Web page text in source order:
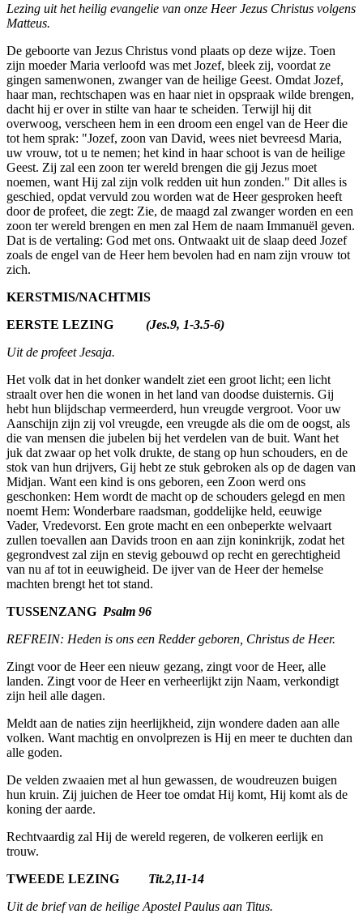
Lezing uit het heilig evangelie van onze Heer Jezus Christus volgens
Matteus.
De geboorte van Jezus Christus vond plaats op deze wijze. Toen
zijn moeder Maria verloofd was met Jozef, bleek zij, voordat ze
gingen samenwonen, zwanger van de heilige Geest. Omdat Jozef,
haar man, rechtschapen was en haar niet in opspraak wilde brengen,
dacht hij er over in stilte van haar te scheiden. Terwijl hij dit
overwoog, verscheen hem in een droom een engel van de Heer die
tot hem sprak: "Jozef, zoon van David, wees niet bevreesd Maria,
uw vrouw, tot u te nemen; het kind in haar schoot is van de heilige
Geest. Zij zal een zoon ter wereld brengen die gij Jezus moet
noemen, want Hij zal zijn volk redden uit hun zonden." Dit alles is
geschied, opdat vervuld zou worden wat de Heer gesproken heeft
door de profeet, die zegt: Zie, de maagd zal zwanger worden en een
zoon ter wereld brengen en men zal Hem de naam Immanuël geven.
Dat is de vertaling: God met ons. Ontwaakt uit de slaap deed Jozef
zoals de engel van de Heer hem bevolen had en nam zijn vrouw tot
zich.
KERSTMIS/NACHTMIS
EERSTE LEZING (Jes.9, 1-3.5-6)
Uit de profeet Jesaja.
Het volk dat in het donker wandelt ziet een groot licht; een licht
straalt over hen die wonen in het land van doodse duisternis. Gij
hebt hun blijdschap vermeerderd, hun vreugde vergroot. Voor uw
Aanschijn zijn zij vol vreugde, een vreugde als die om de oogst, als
die van mensen die jubelen bij het verdelen van de buit. Want het
juk dat zwaar op het volk drukte, de stang op hun schouders, en de
stok van hun drijvers, Gij hebt ze stuk gebroken als op de dagen van
Midjan. Want een kind is ons geboren, een Zoon werd ons
geschonken: Hem wordt de macht op de schouders gelegd en men
noemt Hem: Wonderbare raadsman, goddelij­ke held, eeuwige
Vader, Vredevorst. Een grote macht en een onbeperkte welvaart
zullen toevallen aan Davids troon en aan zijn koninkrijk, zodat het
gegrondvest zal zijn en stevig gebouwd op recht en gerechtigheid
van nu af tot in eeuwigheid. De ijver van de Heer der hemelse
machten brengt het tot stand.
TUSSENZANG Psalm 96
REFREIN: Heden is ons een Redder geboren, Christus de Heer.
Zingt voor de Heer een nieuw gezang, zingt voor de Heer, alle
landen. Zingt voor de Heer en verheerlijkt zijn Naam, verkondigt
zijn heil alle dagen.
Meldt aan de naties zijn heerlijkheid, zijn wondere daden aan alle
volken. Want machtig en onvolprezen is Hij en meer te duchten dan
alle goden.
De velden zwaaien met al hun gewassen, de woudreuzen buigen
hun kruin. Zij juichen de Heer toe omdat Hij komt, Hij komt als de
koning der aarde.
Rechtvaardig zal Hij de wereld regeren, de volkeren eerlijk en
trouw.
TWEEDE LEZING Tit.2,11-14
Uit de brief van de heilige Apostel Paulus aan Titus.